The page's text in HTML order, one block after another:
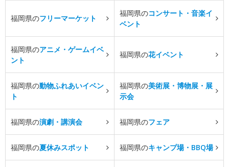
福岡県のフリーマーケット
福岡県のコンサート・音楽イ
ベント
福岡県のアニメ・ゲームイベ
ント
福岡県の花イベント
福岡県の動物ふれあいイベン
ト
福岡県の美術展・博物展・展
示会
福岡県の演劇・講演会 福岡県のフェア
福岡県の夏休みスポット 福岡県のキャンプ場・BBQ場